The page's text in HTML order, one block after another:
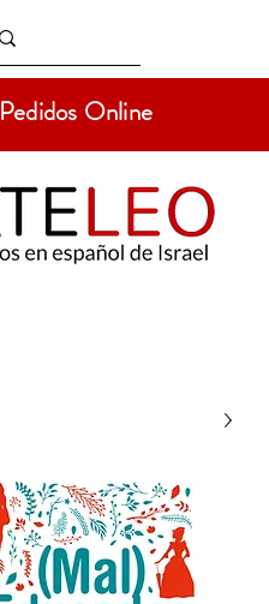
Pedidos Online